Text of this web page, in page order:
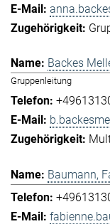
Backes
Gruppenleitung
Baumann,